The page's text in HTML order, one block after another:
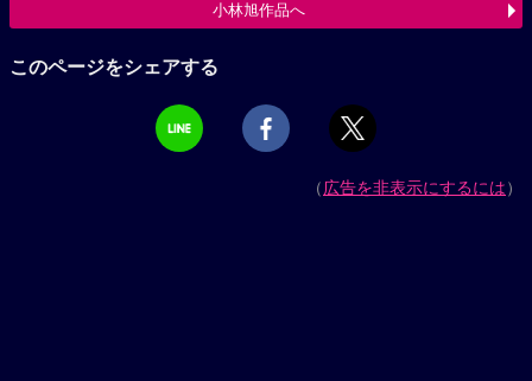
小林旭作品へ
このページをシェアする
（広告を非表示にするには）